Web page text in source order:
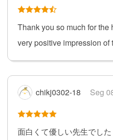
Thank you so much for
very positive impression of
chikj0302-18 Seg
面白くて優しい先生でした